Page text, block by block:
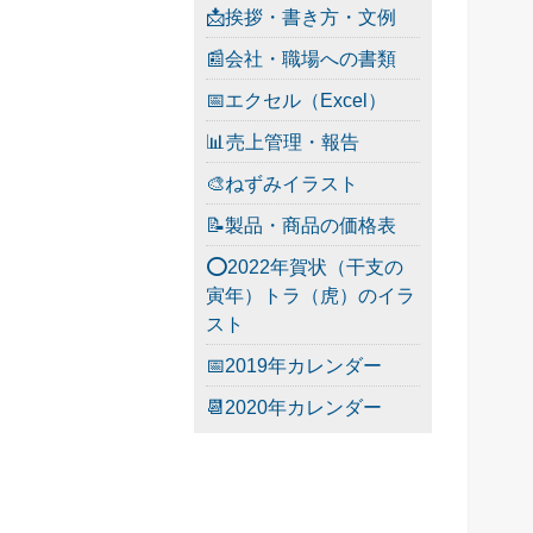
📩挨拶・書き方・文例
📰会社・職場への書類
📅エクセル（Excel）
📊売上管理・報告
🎨ねずみイラスト
📝製品・商品の価格表
⭕2022年賀状（干支の
寅年）トラ（虎）のイラ
スト
📅2019年カレンダー
📆2020年カレンダー